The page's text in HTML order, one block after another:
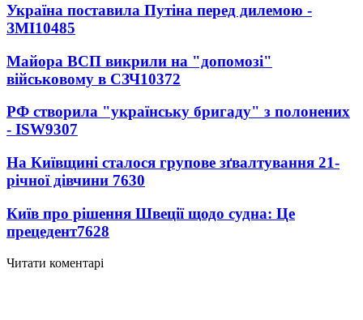
Україна поставила Путіна перед дилемою -
ЗМІ10485
Майора ВСП викрили на "допомозі"
військовому в СЗЧ10372
РФ створила "українську бригаду" з полонених
- ISW9307
На Київщині сталося групове зґвалтування 21-
річної дівчини 7630
Київ про рішення Швеції щодо судна: Це
прецедент7628
Читати коментарі